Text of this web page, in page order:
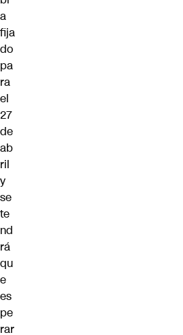
a
fija
do
pa
ra
el
27
de
ab
ril
y
se
te
nd
rá
qu
e
es
pe
rar